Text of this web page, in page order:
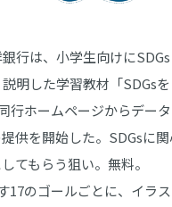
行は、小学生向けに
明した学習教材「SDGs
行ホームページからデー
供を開始した。SDGsに
てもらう狙い。無料。
17のゴールごとに、イラ